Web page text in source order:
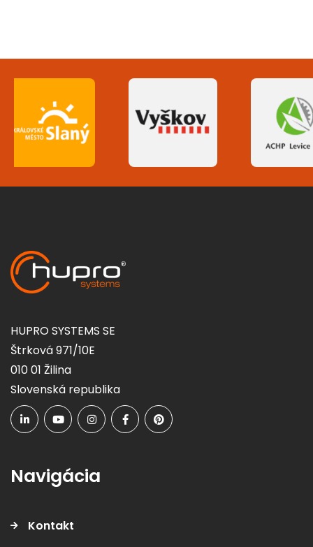
HUPRO SYSTEMS SE
Štrková 971/10E
010 01 Žilina
Slovenská republika
Navigácia
Kontakt